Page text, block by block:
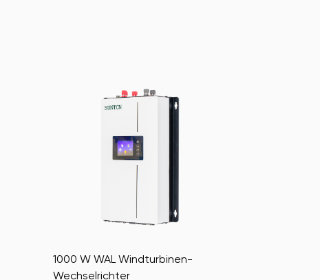
1000 W WAL Windturbinen-
Wechselrichter